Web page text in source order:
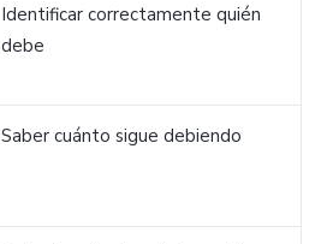
Identificar correctamente quién
debe
Saber cuánto sigue debiendo